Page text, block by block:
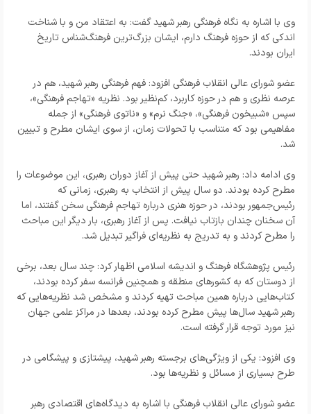
وی با اشاره به نگاه فرهنگی رهبر شهید گفت: به اعتقاد من و با شناخت
اندکی که از حوزه فرهنگ دارم، ایشان بزرگ‌ترین فرهنگ‌شناس تاریخ
ایران بودند.
عضو شورای عالی انقلاب فرهنگی افزود: فهم فرهنگی رهبر شهید، هم در
عرصه نظری و هم در حوزه کاربرد، کم‌نظیر بود. نظریه «تهاجم فرهنگی»،
سپس «شبیخون فرهنگی»، «جنگ نرم» و «ناتوی فرهنگی» از جمله
مفاهیمی بود که متناسب با تحولات زمان، از سوی ایشان مطرح و تبیین
شد.
وی ادامه داد: رهبر شهید حتی پیش از آغاز دوران رهبری، این موضوعات را
مطرح کرده بودند. دو سال پیش از انتخاب به رهبری، زمانی که
رئیس‌جمهور بودند، در حوزه هنری درباره تهاجم فرهنگی سخن گفتند، اما
آن سخنان چندان بازتاب نیافت. پس از آغاز رهبری، بار دیگر این مباحث
را مطرح کردند و به تدریج به نظریه‌ای فراگیر تبدیل شد.
رئیس پژوهشگاه فرهنگ و اندیشه اسلامی اظهار کرد: چند سال بعد، برخی
از دوستان که به کشورهای منطقه و همچنین فرانسه سفر کرده بودند،
کتاب‌هایی درباره همین مباحث تهیه کردند و مشخص شد نظریه‌هایی که
رهبر شهید سال‌ها پیش مطرح کرده بودند، بعدها در مراکز علمی جهان
نیز مورد توجه قرار گرفته است.
وی افزود: یکی از ویژگی‌های برجسته رهبر شهید، پیشتازی و پیشگامی در
طرح بسیاری از مسائل و نظریه‌ها بود.
عضو شورای عالی انقلاب فرهنگی با اشاره به دیدگاه‌های اقتصادی رهبر